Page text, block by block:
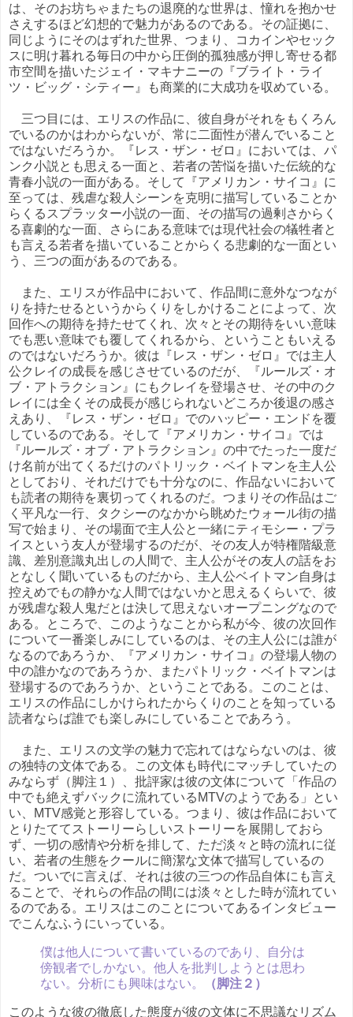
は、そのお坊ちゃまたちの退廃的な世界は、憧れを抱かせ
さえするほど幻想的で魅力があるのである。その証拠に、
同じようにそのはずれた世界、つまり、コカインやセック
スに明け暮れる毎日の中から圧倒的孤独感が押し寄せる都
市空間を描いたジェイ・マキナニーの『ブライト・ライ
ツ・ビッグ・シティー』も商業的に大成功を収めている。
三つ目には、エリスの作品に、彼自身がそれをもくろん
でいるのかはわからないが、常に二面性が潜んでいること
ではないだろうか。『レス・ザン・ゼロ』においては、パ
ンク小説とも思える一面と、若者の苦悩を描いた伝統的な
青春小説の一面がある。そして『アメリカン・サイコ』に
至っては、残虐な殺人シーンを克明に描写していることか
らくるスプラッター小説の一面、その描写の過剰さからく
る喜劇的な一面、さらにある意味では現代社会の犠牲者と
も言える若者を描いていることからくる悲劇的な一面とい
う、三つの面があるのである。
また、エリスが作品中において、作品間に意外なつなが
りを持たせるというからくりをしかけることによって、次
回作への期待を持たせてくれ、次々とその期待をいい意味
でも悪い意味でも覆してくれるから、ということもいえる
のではないだろうか。彼は『レス・ザン・ゼロ』では主人
公クレイの成長を感じさせているのだが、『ルールズ・オ
ブ・アトラクション』にもクレイを登場させ、その中のク
レイには全くその成長が感じられないどころか後退の感さ
えあり、『レス・ザン・ゼロ』でのハッピー・エンドを覆
しているのである。そして『アメリカン・サイコ』では
『ルールズ・オブ・アトラクション』の中でたった一度だ
け名前が出てくるだけのパトリック・ベイトマンを主人公
としており、それだけでも十分なのに、作品ないにおいて
も読者の期待を裏切ってくれるのだ。つまりその作品はご
く平凡な一行、タクシーのなかから眺めたウォール街の描
写で始まり、その場面で主人公と一緒にティモシー・プラ
イスという友人が登場するのだが、その友人が特権階級意
識、差別意識丸出しの人間で、主人公がその友人の話をお
となしく聞いているものだから、主人公ベイトマン自身は
控えめでもの静かな人間ではないかと思えるくらいで、彼
が残虐な殺人鬼だとは決して思えないオープニングなので
ある。ところで、このようなことから私が今、彼の次回作
について一番楽しみにしているのは、その主人公には誰が
なるのであろうか、『アメリカン・サイコ』の登場人物の
中の誰かなのであろうか、またパトリック・ベイトマンは
登場するのであろうか、ということである。このことは、
エリスの作品にしかけられたからくりのことを知っている
読者ならば誰でも楽しみにしていることであろう。
また、エリスの文学の魅力で忘れてはならないのは、彼
の独特の文体である。この文体も時代にマッチしていたの
みならず（脚注１）、批評家は彼の文体について「作品の
中でも絶えずバックに流れているMTVのようである」とい
い、MTV感覚と形容している。つまり、彼は作品において
とりたててストーリーらしいストーリーを展開しておら
ず、一切の感情や分析を排して、ただ淡々と時の流れに従
い、若者の生態をクールに簡潔な文体で描写しているの
だ。ついでに言えば、それは彼の三つの作品自体にも言え
ることで、それらの作品の間には淡々とした時が流れてい
るのである。エリスはこのことについてあるインタビュー
でこんなふうにいっている。
僕は他人について書いているのであり、自分は
傍観者でしかない。他人を批判しようとは思わ
ない。分析にも興味はない。
（脚注２）
このような彼の徹底した態度が彼の文体に不思議なリズム